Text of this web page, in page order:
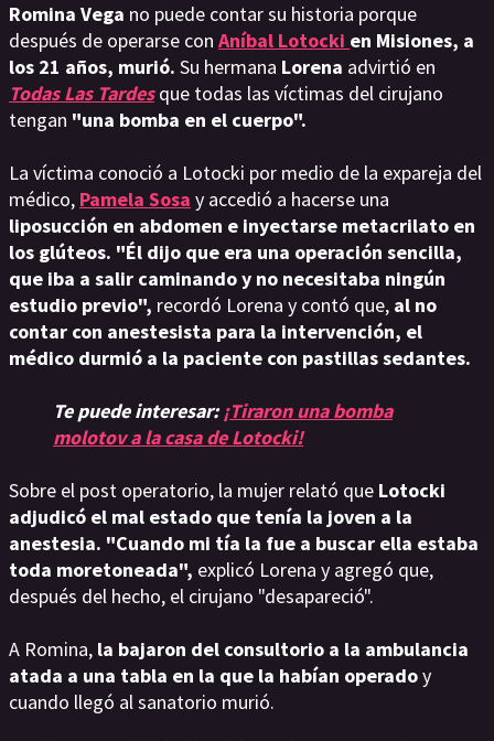
Romina Vega no puede contar su historia porque
después de operarse con Aníbal Lotocki en Misiones, a
los 21 años, murió. Su hermana Lorena advirtió en
Todas Las Tardesque todas las víctimas del cirujano
tengan "una bomba en el cuerpo".
La víctima conoció a Lotocki por medio de la expareja del
médico, Pamela Sosa y accedió a hacerse una
liposucción en abdomen e inyectarse metacrilato en
los glúteos. "Él dijo que era una operación sencilla,
que iba a salir caminando y no necesitaba ningún
estudio previo", recordó Lorena y contó que, al no
contar con anestesista para la intervención, el
médico durmió a la paciente con pastillas sedantes.
Te puede interesar:¡Tiraron una bomba
molotov a la casa de Lotocki!
Sobre el post operatorio, la mujer relató que Lotocki
adjudicó el mal estado que tenía la joven a la
anestesia. "Cuando mi tía la fue a buscar ella estaba
toda moretoneada", explicó Lorena y agregó que,
después del hecho, el cirujano "desapareció".
A Romina, la bajaron del consultorio a la ambulancia
atada a una tabla en la que la habían operadoy
cuando llegó al sanatorio murió.